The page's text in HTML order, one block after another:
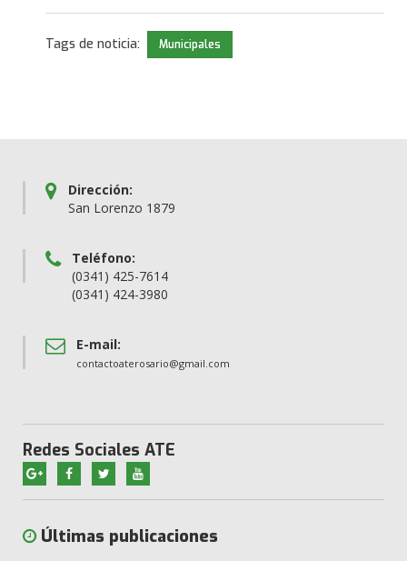
Tags de noticia: Municipales
Dirección:
San Lorenzo 1879
Teléfono:
(0341) 425-7614
(0341) 424-3980
E-mail:
contactoaterosario@gmail.com
Redes Sociales ATE
Últimas publicaciones